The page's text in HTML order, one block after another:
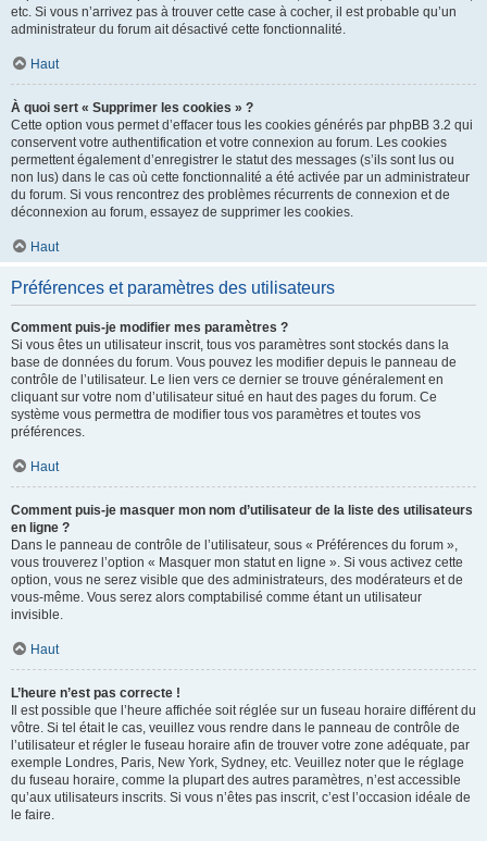
etc. Si vous n’arrivez pas à trouver cette case à cocher, il est probable qu’un
administrateur du forum ait désactivé cette fonctionnalité.
Haut
À quoi sert « Supprimer les cookies » ?
Cette option vous permet d’effacer tous les cookies générés par phpBB 3.2 qui
conservent votre authentification et votre connexion au forum. Les cookies
permettent également d’enregistrer le statut des messages (s’ils sont lus ou
non lus) dans le cas où cette fonctionnalité a été activée par un administrateur
du forum. Si vous rencontrez des problèmes récurrents de connexion et de
déconnexion au forum, essayez de supprimer les cookies.
Haut
Préférences et paramètres des utilisateurs
Comment puis-je modifier mes paramètres ?
Si vous êtes un utilisateur inscrit, tous vos paramètres sont stockés dans la
base de données du forum. Vous pouvez les modifier depuis le panneau de
contrôle de l’utilisateur. Le lien vers ce dernier se trouve généralement en
cliquant sur votre nom d’utilisateur situé en haut des pages du forum. Ce
système vous permettra de modifier tous vos paramètres et toutes vos
préférences.
Haut
Comment puis-je masquer mon nom d’utilisateur de la liste des utilisateurs
en ligne ?
Dans le panneau de contrôle de l’utilisateur, sous « Préférences du forum »,
vous trouverez l’option « Masquer mon statut en ligne ». Si vous activez cette
option, vous ne serez visible que des administrateurs, des modérateurs et de
vous-même. Vous serez alors comptabilisé comme étant un utilisateur
invisible.
Haut
L’heure n’est pas correcte !
Il est possible que l’heure affichée soit réglée sur un fuseau horaire différent du
vôtre. Si tel était le cas, veuillez vous rendre dans le panneau de contrôle de
l’utilisateur et régler le fuseau horaire afin de trouver votre zone adéquate, par
exemple Londres, Paris, New York, Sydney, etc. Veuillez noter que le réglage
du fuseau horaire, comme la plupart des autres paramètres, n’est accessible
qu’aux utilisateurs inscrits. Si vous n’êtes pas inscrit, c’est l’occasion idéale de
le faire.